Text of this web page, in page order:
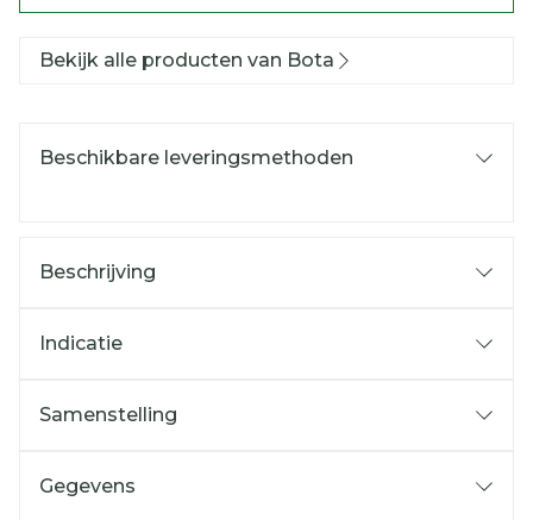
Bekijk alle producten van Bota
Beschikbare leveringsmethoden
Beschrijving
Indicatie
Samenstelling
Gegevens